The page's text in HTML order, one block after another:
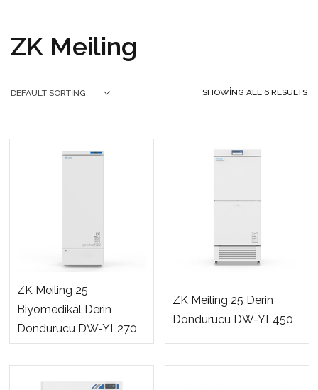
ZK Meiling
SHOWING ALL 6 RESULTS
DEFAULT SORTING
ZK Meiling 25
Biyomedikal Derin
Dondurucu DW-YL270
ZK Meiling 25 Derin
Dondurucu DW-YL450